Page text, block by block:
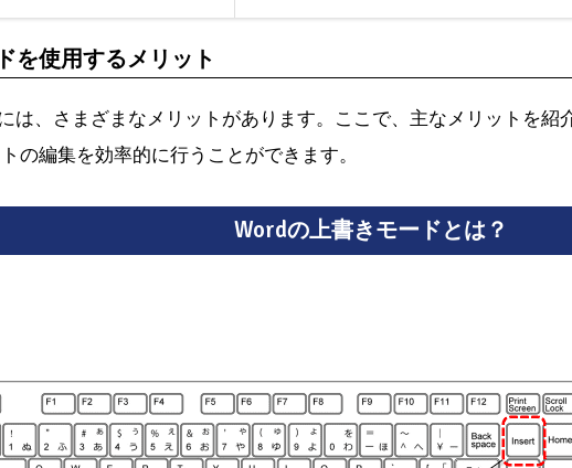
を使用するメリット
は、さまざまなメリットがあります。ここで、主なメリットを紹
の編集を効率的に行うことができます。
Wordの上書きモードとは？